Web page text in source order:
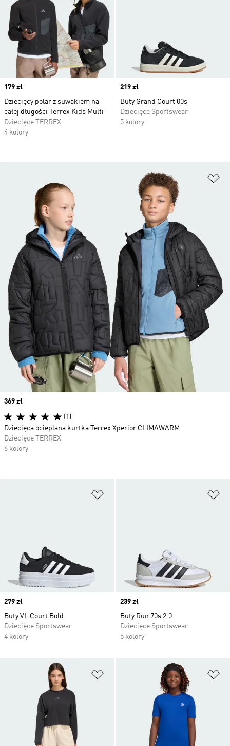
Price
179 zł
Dziecięcy polar z suwakiem na
całej długości Terrex Kids Multi
Dziecięce TERREX
4 kolory
Price
219 zł
Buty Grand Court 00s
Dziecięce Sportswear
5 kolory
Price
279 zł
Buty VL Court Bold
Dziecięce Sportswear
4 kolory
Price
239 zł
Buty Run 70s 2.0
Dziecięce Sportswear
5 kolory
Dodaj do listy życzeń
Price
369 zł
(1)
Dziecięca ocieplana kurtka Terrex Xperior CLIMAWARM
Dziecięce TERREX
6 kolory